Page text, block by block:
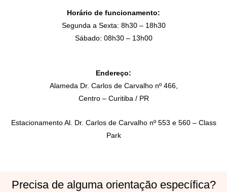
Horário de funcionamento:
Segunda a Sexta: 8h30 – 18h30
Sábado: 08h30 – 13h00
Endereço:
Alameda Dr. Carlos de Carvalho nº 466,
Centro – Curitiba / PR
Estacionamento Al. Dr. Carlos de Carvalho nº 553 e 560 – Class
Park
Precisa de alguma orientação específica?